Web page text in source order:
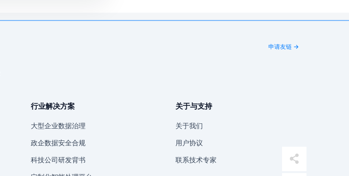
申请友链 →
行业解决方案
大型企业数据治理
政企数据安全合规
科技公司研发背书
关于与支持
关于我们
用户协议
联系技术专家